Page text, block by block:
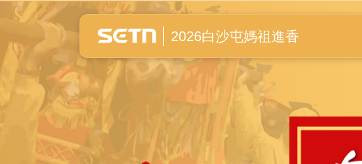
白沙屯媽祖進香全紀錄
2026白沙屯媽祖進香